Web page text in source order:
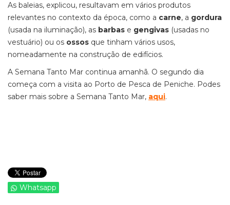
As baleias, explicou, resultavam em vários produtos
relevantes no contexto da época, como a carne, a gordura
(usada na iluminação), as barbas e gengivas (usadas no
vestuário) ou os ossos que tinham vários usos,
nomeadamente na construção de edifícios.
A Semana Tanto Mar continua amanhã. O segundo dia
começa com a visita ao Porto de Pesca de Peniche. Podes
saber mais sobre a Semana Tanto Mar, aqui.
Whatsapp